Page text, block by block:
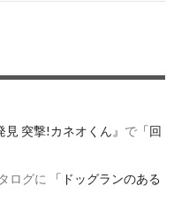
突撃!カネオくん』 で 「回
ログに
「ドッグランのある